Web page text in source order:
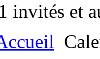
invités et